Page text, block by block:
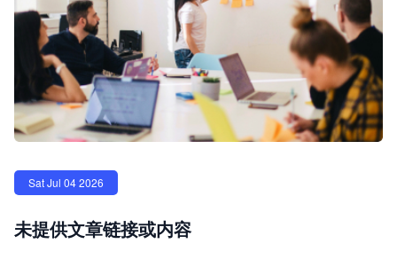
Sat Jul 04 2026
未提供文章链接或内容